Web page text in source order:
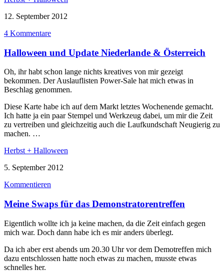
12. September 2012
4 Kommentare
Halloween und Update Niederlande & Österreich
Oh, ihr habt schon lange nichts kreatives von mir gezeigt
bekommen. Der Auslauflisten Power-Sale hat mich etwas in
Beschlag genommen.
Diese Karte habe ich auf dem Markt letztes Wochenende gemacht.
Ich hatte ja ein paar Stempel und Werkzeug dabei, um mir die Zeit
zu vertreiben und gleichzeitig auch die Laufkundschaft Neugierig zu
machen. …
Herbst + Halloween
5. September 2012
Kommentieren
Meine Swaps für das Demonstratorentreffen
Eigentlich wollte ich ja keine machen, da die Zeit einfach gegen
mich war. Doch dann habe ich es mir anders überlegt.
Da ich aber erst abends um 20.30 Uhr vor dem Demotreffen mich
dazu entschlossen hatte noch etwas zu machen, musste etwas
schnelles her.